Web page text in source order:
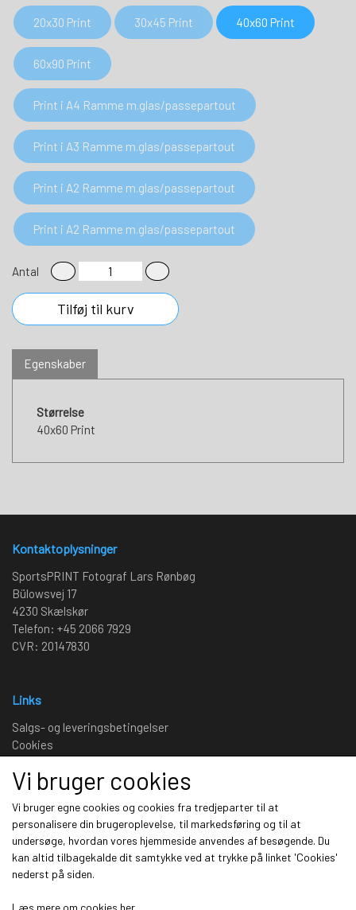
20x30 Print 30x45 Print 40x60 Print
60x90 Print
Print i A4 Ramme m.glas/passepartout
Print i A3 Ramme m.glas/passepartout
Print i A2 Ramme m.glas/passepartout
Print i A2 Ramme m.glas/passepartout
Antal
Tilføj til kurv
Egenskaber
Størrelse
40x60 Print
Kontaktoplysninger
SportsPRINT Fotograf Lars Rønbøg
Bülowsvej 17
4230 Skælskør
Telefon: +45 2066 7929
CVR: 20147830
Links
Salgs- og leveringsbetingelser
Cookies
Kunde login
Sociale medier
Vi bruger cookies
Vi bruger egne cookies og cookies fra tredjeparter til at
personalisere din brugeroplevelse, til markedsføring og til at
undersøge, hvordan vores hjemmeside anvendes af besøgende. Du
kan altid tilbagekalde dit samtykke ved at trykke på linket 'Cookies'
nederst på siden.
Læs mere om cookies her